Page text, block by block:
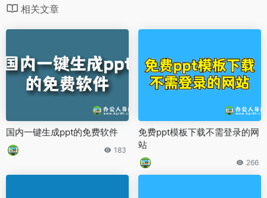
相关文章
国内一键生成ppt的免费软件
183
免费ppt模板下载不需登录的网
站
266